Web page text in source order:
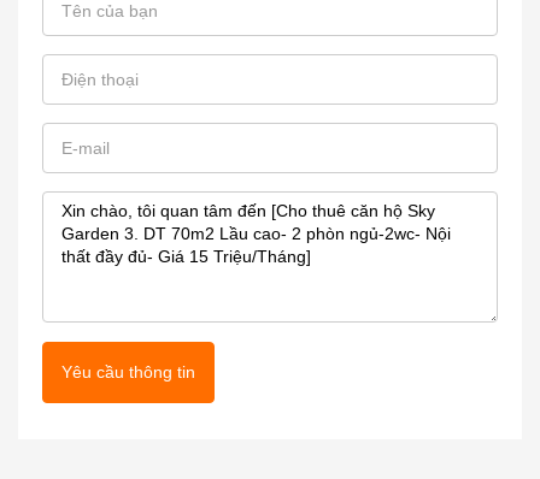
Yêu cầu thông tin